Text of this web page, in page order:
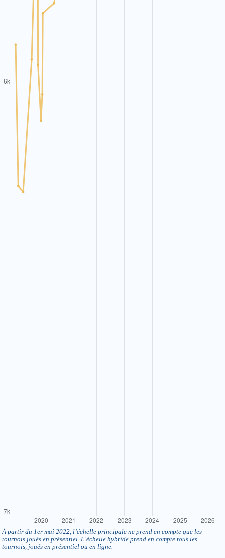
À partir du 1er mai 2022, l’échelle principale ne prend en compte que les
tournois joués en présentiel. L’échelle hybride prend en compte tous les
tournois, joués en présentiel ou en ligne.